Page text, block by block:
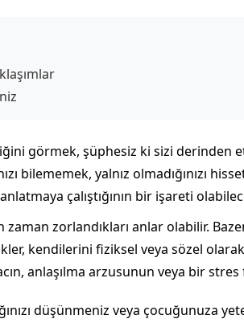
görmek, şüphesiz ki sizi derinden
bilememek, yalnız olmadığınızı
çalıştığının bir işareti
zorlandıkları anlar olabilir.
kendilerini fiziksel veya sözel
anlaşılma arzusunun veya bir
düşünmeniz veya çocuğunuza